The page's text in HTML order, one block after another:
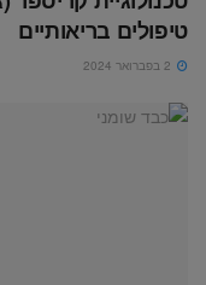
טיפולים בריאותיים